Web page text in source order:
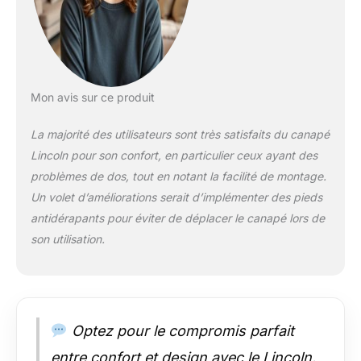
Mon avis sur ce produit
La majorité des utilisateurs sont très satisfaits du canapé
Lincoln pour son confort, en particulier ceux ayant des
problèmes de dos, tout en notant la facilité de montage.
Un volet d’améliorations serait d’implémenter des pieds
antidérapants pour éviter de déplacer le canapé lors de
son utilisation.
Optez pour le compromis parfait
entre confort et design avec le Lincoln.